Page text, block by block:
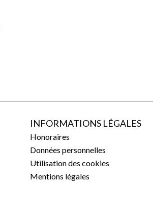
INFORMATIONS LÉGALES
Honoraires
Données personnelles
Utilisation des cookies
Mentions légales